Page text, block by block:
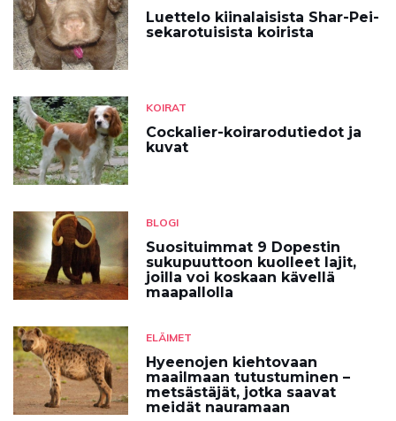
Luettelo kiinalaisista Shar-Pei-
sekarotuisista koirista
KOIRAT
Cockalier-koirarodutiedot ja
kuvat
BLOGI
Suosituimmat 9 Dopestin
sukupuuttoon kuolleet lajit,
joilla voi koskaan kävellä
maapallolla
ELÄIMET
Hyeenojen kiehtovaan
maailmaan tutustuminen –
metsästäjät, jotka saavat
meidät nauramaan